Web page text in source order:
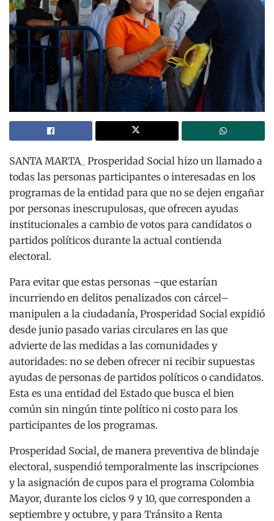
SANTA MARTA_ Prosperidad Social hizo un llamado a
todas las personas participantes o interesadas en los
programas de la entidad para que no se dejen engañar
por personas inescrupulosas, que ofrecen ayudas
institucionales a cambio de votos para candidatos o
partidos políticos durante la actual contienda
electoral.
Para evitar que estas personas –que estarían
incurriendo en delitos penalizados con cárcel–
manipulen a la ciudadanía, Prosperidad Social expidió
desde junio pasado varias circulares en las que
advierte de las medidas a las comunidades y
autoridades: no se deben ofrecer ni recibir supuestas
ayudas de personas de partidos políticos o candidatos.
Esta es una entidad del Estado que busca el bien
común sin ningún tinte político ni costo para los
participantes de los programas.
Prosperidad Social, de manera preventiva de blindaje
electoral, suspendió temporalmente las inscripciones
y la asignación de cupos para el programa Colombia
Mayor, durante los ciclos 9 y 10, que corresponden a
septiembre y octubre, y para Tránsito a Renta